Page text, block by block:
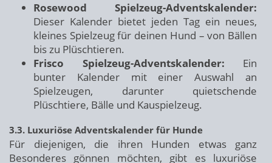
Rosewood Spielzeug-Adventskalender:
Dieser Kalender bietet jeden Tag ein neues,
kleines Spielzeug für deinen Hund – von Bällen
bis zu Plüschtieren.
Frisco Spielzeug-Adventskalender: Ein
bunter Kalender mit einer Auswahl an
Spielzeugen, darunter quietschende
Plüschtiere, Bälle und Kauspielzeug.
3.3. Luxuriöse Adventskalender für Hunde
Für diejenigen, die ihren Hunden etwas ganz
Besonderes gönnen möchten, gibt es luxuriöse